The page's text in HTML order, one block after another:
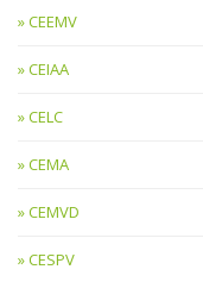
CEEMV
CEIAA
CELC
CEMA
CEMVD
CESPV